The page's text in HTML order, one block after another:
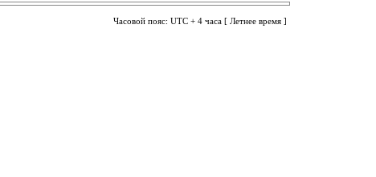
Часовой пояс: UTC + 4 часа [ Летнее время ]